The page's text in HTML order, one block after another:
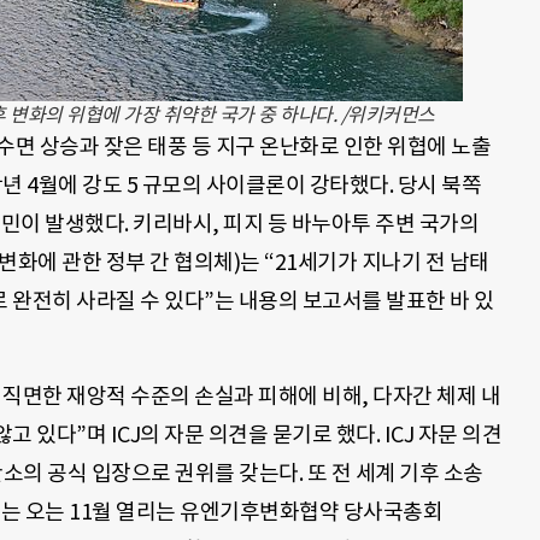
화의 위협에 가장 취약한 국가 중 하나다. /위키커먼스
상승과 잦은 태풍 등 지구 온난화로 인한 위협에 노출
4월에 강도 5 규모의 사이클론이 강타했다. 당시 북쪽
이 발생했다. 키리바시, 피지 등 바누아투 주변 국가의
화에 관한 정부 간 협의체)는 “21세기가 지나기 전 남태
전히 사라질 수 있다”는 내용의 보고서를 발표한 바 있
면한 재앙적 수준의 손실과 피해에 비해, 다자간 체제 내
있다”며 ICJ의 자문 의견을 묻기로 했다. ICJ 자문 의견
의 공식 입장으로 권위를 갖는다. 또 전 세계 기후 소송
오는 11월 열리는 유엔기후변화협약 당사국총회